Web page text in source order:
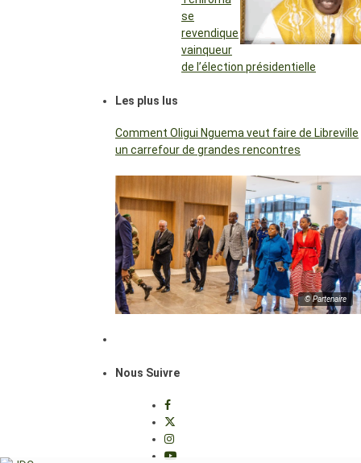
se
revendique
vainqueur
de l’élection présidentielle
Les plus lus
Comment Oligui Nguema veut faire de Libreville
un carrefour de grandes rencontres
© Partenaire
Nous Suivre